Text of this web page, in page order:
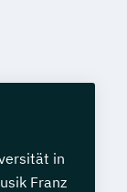
in
Franz